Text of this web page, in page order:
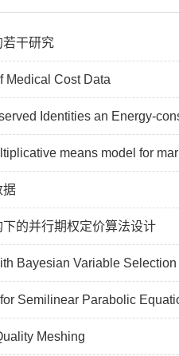
若干研究
Medical Cost Data
Identities an Energy-
means model for
据
的并行期权定价算法设计
Bayesian Variable Selection
Semilinear Parabolic
Meshing